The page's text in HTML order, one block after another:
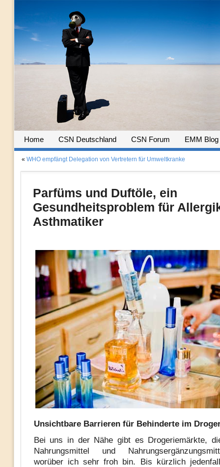
Home CSN Deutschland CSN Forum EMM Blog
« WHO empfängt Delegation von Vertretern für Umweltkranke
Parfüms und Duftöle, ein
Gesundheitsproblem für
Asthmatiker
Unsichtbare Barrieren für Behinderte im
Bei uns in der Nähe gibt es Drogeriemärkte,
Nahrungsmittel und
worüber ich sehr froh bin. Bis kürzlich